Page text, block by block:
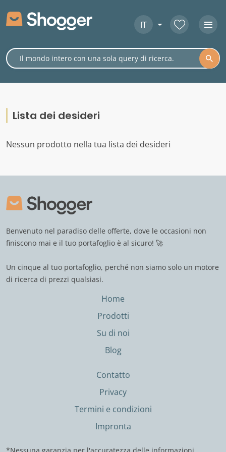
IT
Lista dei desideri
Nessun prodotto nella tua lista dei desideri
Benvenuto nel paradiso delle offerte, dove le occasioni non
finiscono mai e il tuo portafoglio è al sicuro! 🚀
Un cinque al tuo portafoglio, perché non siamo solo un motore
di ricerca di prezzi qualsiasi.
Home
Prodotti
Su di noi
Blog
Contatto
Privacy
Termini e condizioni
Impronta